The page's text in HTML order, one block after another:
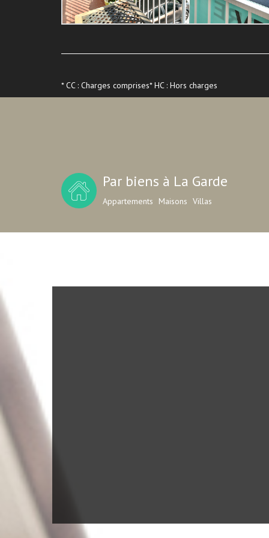
* CC : Charges comprises* HC : Hors charges
Par biens à La Garde
Appartements Maisons Villas